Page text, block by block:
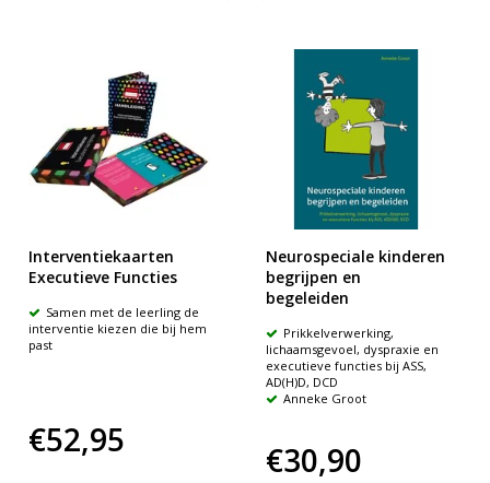
Interventiekaarten
Executieve Functies
Samen met de leerling de
interventie kiezen die bij hem
past
€52,95
Neurospeciale kinderen
begrijpen en
begeleiden
Prikkelverwerking,
lichaamsgevoel, dyspraxie en
executieve functies bij ASS,
AD(H)D, DCD
Anneke Groot
€30,90